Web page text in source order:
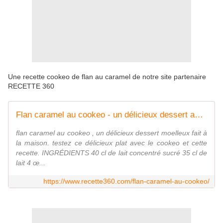
Une recette cookeo de flan au caramel de notre site partenaire
RECETTE 360
Flan caramel au cookeo - un délicieux dessert au cookeo
flan caramel au cookeo , un délicieux dessert moelleux fait à
la maison. testez ce délicieux plat avec le cookeo et cette
recette. INGRÉDIENTS 40 cl de lait concentré sucré 35 cl de
lait 4 œ...
https://www.recette360.com/flan-caramel-au-cookeo/